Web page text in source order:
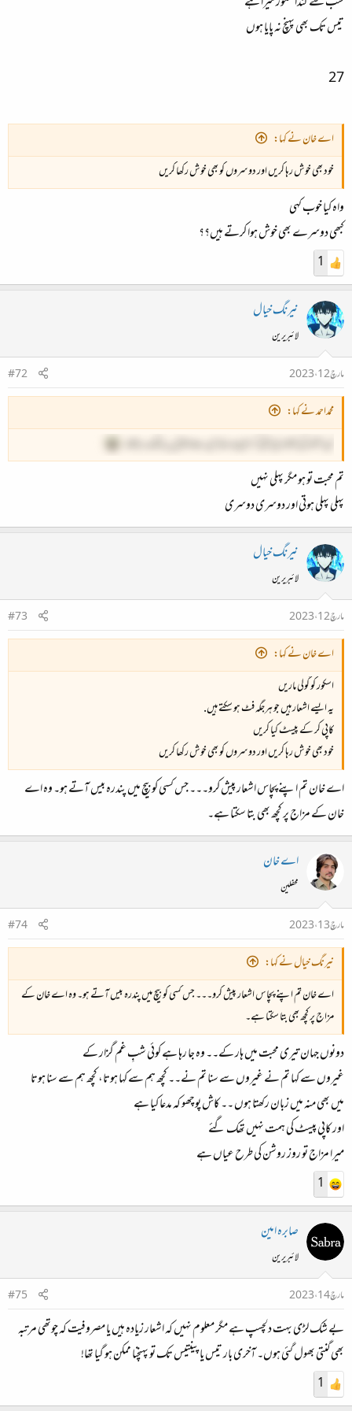
تیس تک بھی پہنچ نہ پایا ہوں
27
اے خان نے کہا:
خود بھی خوش رہا کریں اور دوسروں کو بھی خوش رکھا کریں
واہ کیا خوب کہی
کبھی دوسرے بھی خوش ہوا کرتے ہیں؟؟
1
نیرنگ خیال
لائبریرین
مارچ 12، 2023
#72
محمداحمد نے کہا:
اُن اشعار کی نشاندہی بھی کر دی جائے جن سے ذوق پر بٹہ لگ رہا تھا۔
تم محبت تو ہو مگر پہلی نہیں
پہلی پہلی ہوتی اور دوسری دوسری
نیرنگ خیال
لائبریرین
مارچ 12، 2023
#73
اے خان نے کہا:
اسکور کو گولی ماریں
یہ ایسے اشعار ہیں جو ہرجگہ فٹ ہو سکتے ہیں.
کاپی کر کے پیسٹ کیا کریں
خود بھی خوش رہا کریں اور دوسروں کو بھی خوش رکھا کریں
اے خان تم اپنے پچاس اشعار پیش کرو۔۔۔ جس کسی کو بیچ میں پندرہ بیس آتے ہو۔ وہ اے
خان کے مزاج پر کچھ بھی بتا سکتا ہے۔
اے خان
محفلین
مارچ 13، 2023
#74
نیرنگ خیال نے کہا:
اے خان تم اپنے پچاس اشعار پیش کرو۔۔۔ جس کسی کو بیچ میں پندرہ بیس آتے ہو۔ وہ اے خان کے
مزاج پر کچھ بھی بتا سکتا ہے۔
دونوں جہان تیری محبت میں ہار کے۔۔ وہ جا رہا ہے کوئی شبِ غم گزار کے
غیروں سے کہا تم نے غیروں سے سنا تم نے۔۔ کچھ ہم سے کہا ہوتا، کچھ ہم سے سنا ہوتا
میں بھی منہ میں زبان رکھتا ہوں ۔۔ کاش پوچھو کہ مدعا کیا ہے
اور کاپی پيسٹ کی ہمت نہیں تھک گئے
میرا مزاج تو روز روشن کی طرح عیاں ہے
1
صابرہ امین
لائبریرین
مارچ 14، 2023
#75
بے شک لڑی بہت دلچسپ ہے مگر معلوم نہیں کہ اشعار زیادہ ہیں یا مصروفیت کہ چوتھی مرتبہ
بھی گنتی بھول گئی ہوں۔ آخری بار تیس یا پینتیس تک تو پہنچنا ممکن ہو گیا تھا!
1